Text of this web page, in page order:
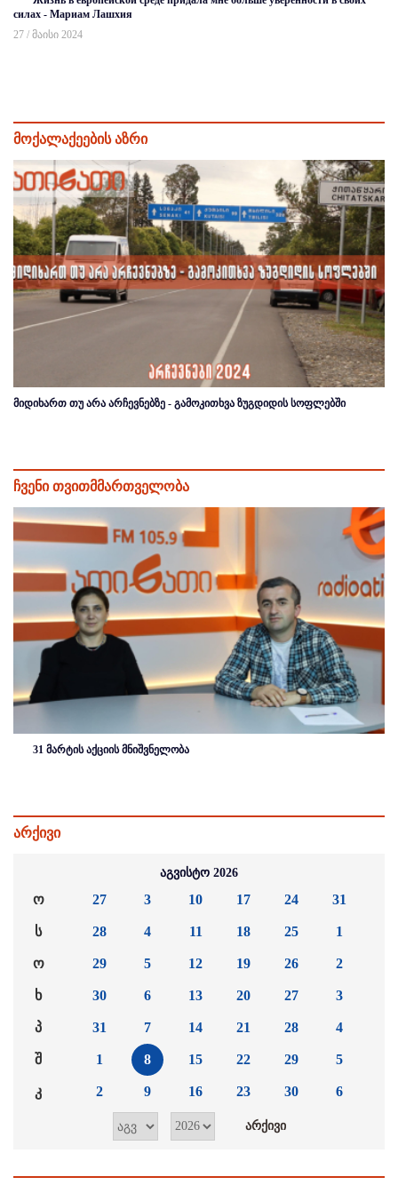
силах - Мариам Лашхия
27 / მაისი 2024
მოქალაქეების აზრი
მიდიხართ თუ არა არჩევნებზე - გამოკითხვა ზუგდიდის სოფლებში
ჩვენი თვითმმართველობა
31 მარტის აქციის მნიშვნელობა
არქივი
აგვისტო 2026
ო
ს
ო
ხ
პ
შ
კ
27
28
29
30
31
1
2
3
4
5
6
7
8
9
10
11
12
13
14
15
16
17
18
19
20
21
22
23
24
25
26
27
28
29
30
31
1
2
3
4
5
6